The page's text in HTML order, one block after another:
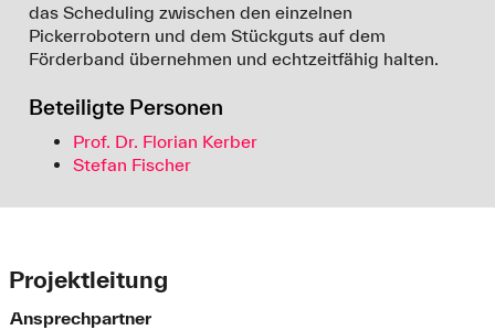
das Scheduling zwischen den einzelnen
Pickerrobotern und dem Stückguts auf dem
Förderband übernehmen und echtzeitfähig halten.
Beteiligte Personen
Prof. Dr. Florian Kerber
Stefan Fischer
Projektleitung
Ansprechpartner